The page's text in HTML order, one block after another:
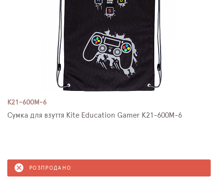
K21-600M-6
Сумка для взуття Kite Education Gamer K21-600M-6
РОЗПРОДАНО